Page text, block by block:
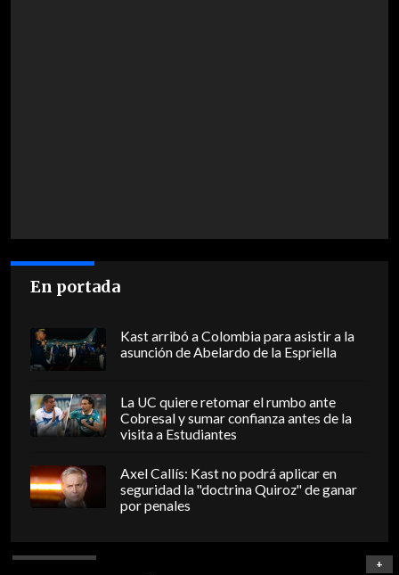
En portada
Kast arribó a Colombia para asistir a la
asunción de Abelardo de la Espriella
La UC quiere retomar el rumbo ante
Cobresal y sumar confianza antes de la
visita a Estudiantes
Axel Callís: Kast no podrá aplicar en
seguridad la "doctrina Quiroz" de ganar
por penales
+